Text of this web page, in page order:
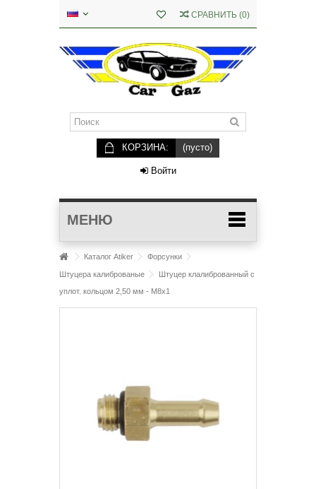
СРАВНИТЬ (0)
КОРЗИНА: (пусто)
Войти
МЕНЮ
Каталог Atiker Форсунки
Штуцера калиброваные
Штуцер клалиброванный с
уплот. кольцом 2,50 мм - М8х1